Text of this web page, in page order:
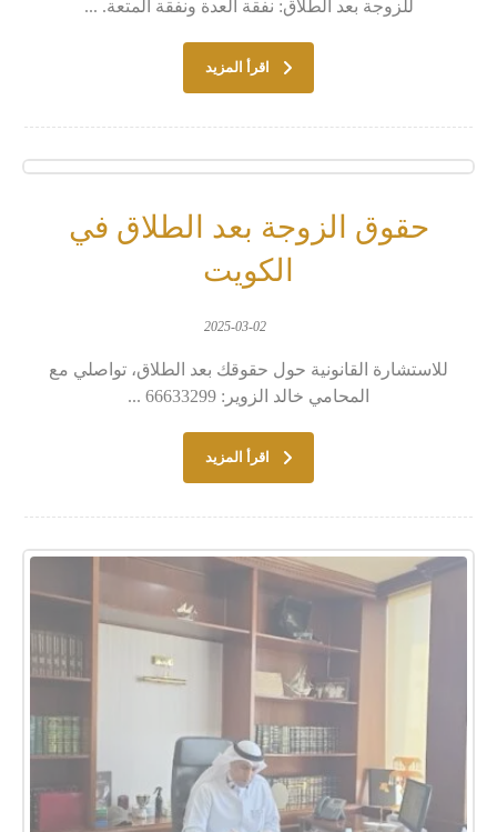
للزوجة بعد الطلاق: نفقة العدة ونفقة المتعة. ...
اقرأ المزيد
حقوق الزوجة بعد الطلاق في
الكويت
2025-03-02
للاستشارة القانونية حول حقوقك بعد الطلاق، تواصلي مع
المحامي خالد الزوير: 66633299 ...
اقرأ المزيد